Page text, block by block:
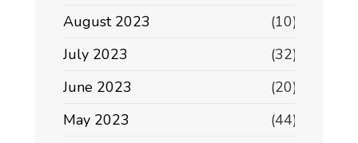
August 2023
(10)
July 2023
(32)
June 2023
(20)
May 2023
(44)